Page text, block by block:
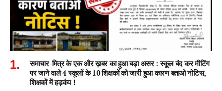
समाचार-मित्र के एक और ख़बर का हुआ बड़ा असर : स्कूल बंद कर मीटिंग
पर जाने वाले 4 स्कूलों के 10 शिक्षकों को जारी हुआ कारण बताओ नोटिस,
शिक्षकों में हड़कंप !